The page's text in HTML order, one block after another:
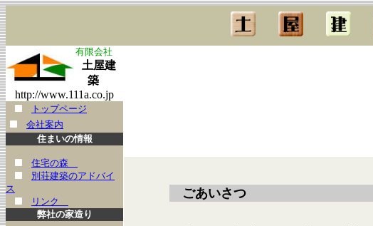
有限会社
土屋建
築
http://www.111a.co.jp
トップページ
会社案内
住まいの情報
住宅の森
別荘建築のアドバイ
ス
リンク
弊社の家造り
ごあいさつ